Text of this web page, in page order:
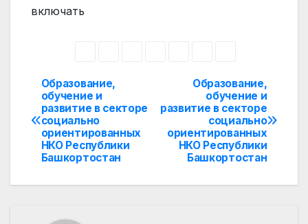
включать
Навигация
по
записям
Образование,
обучение и
развитие в секторе
социально
ориентированных
НКО Республики
Башкортостан
Образование,
обучение и
развитие в секторе
социально
ориентированных
НКО Республики
Башкортостан